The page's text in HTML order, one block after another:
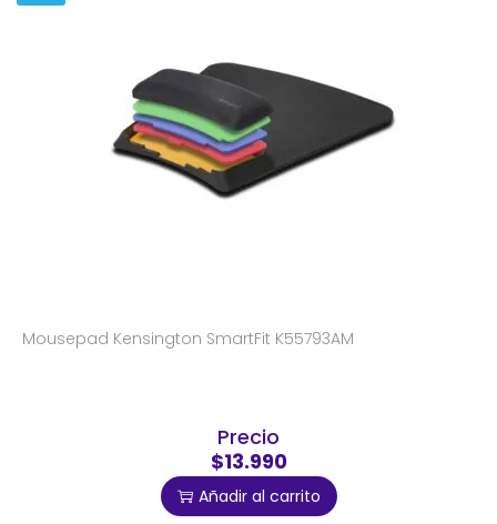
Mousepad Kensington SmartFit K55793AM
Precio
$13.990
Añadir al carrito